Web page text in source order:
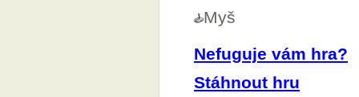
Myš
Nefuguje vám hra?
Stáhnout hru